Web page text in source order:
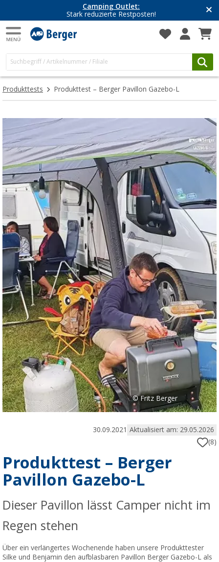
Camping Outlet:
Stark reduzierte Restposten!
Produkttests Produkttest – Berger Pavillon Gazebo-L
© Fritz Berger
30.09.2021 Aktualisiert am: 29.05.2026
(8)
Produkttest – Berger
Pavillon Gazebo-L
Dieser Pavillon lässt Camper nicht im
Regen stehen
Über ein verlängertes Wochenende haben unsere Produkttester
Silke und Benjamin den aufblasbaren Pavillon Berger Gazebo-L als